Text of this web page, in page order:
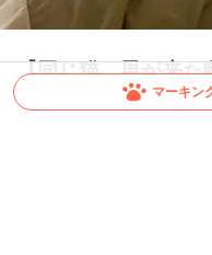
マーキン
【同じ猫。男が来た
いすぎるニャンコの